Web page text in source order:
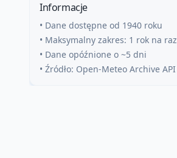
Informacje
• Dane dostępne od 1940 roku
• Maksymalny zakres: 1 rok na raz
• Dane opóźnione o ~5 dni
• Źródło: Open-Meteo Archive API